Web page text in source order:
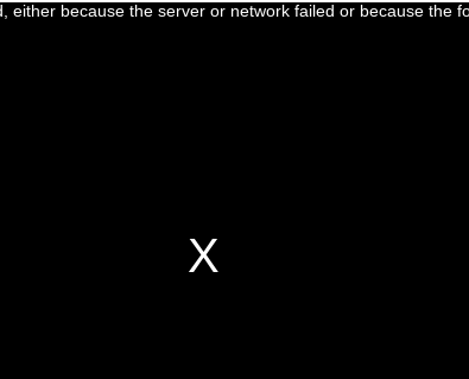
either because the server or network failed or because the